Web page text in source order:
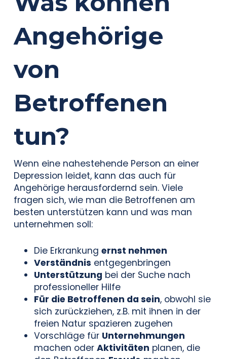
Angehörige
von
Betroffenen
tun?
Wenn eine nahestehende Person an einer
Depression leidet, kann das auch für
Angehörige herausfordernd sein. Viele
fragen sich, wie man die Betroffenen am
besten unterstützen kann und was man
unternehmen soll:
Die Erkrankung ernst nehmen
Verständnis entgegenbringen
Unterstützung bei der Suche nach
professioneller Hilfe
Für die Betroffenen da sein, obwohl sie
sich zurückziehen, z.B. mit ihnen in der
freien Natur spazieren zugehen
Vorschläge für Unternehmungen
machen oder Aktivitäten planen, die